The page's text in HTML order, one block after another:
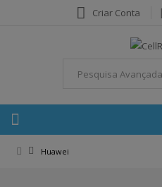
Criar Conta
Huawei